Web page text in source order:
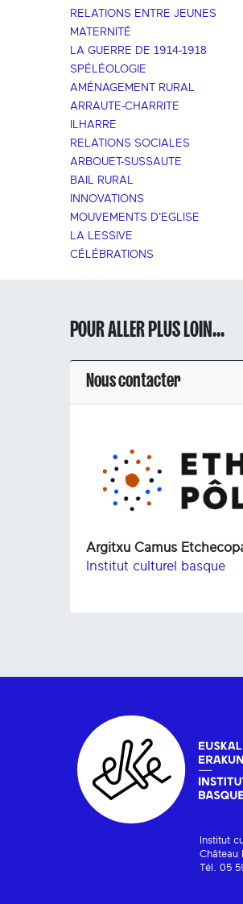
RELATIONS ENTRE JEUNES
MATERNITÉ
LA GUERRE DE 1914-1918
SPÉLÉOLOGIE
AMÉNAGEMENT RURAL
ARRAUTE-CHARRITE
ILHARRE
RELATIONS SOCIALES
ARBOUET-SUSSAUTE
BAIL RURAL
INNOVATIONS
MOUVEMENTS D'EGLISE
LA LESSIVE
CÉLÉBRATIONS
POUR ALLER PLUS LOIN...
Nous contacter
Argitxu Camus
Institut culturel basque
Institut
Château
Tél. 05